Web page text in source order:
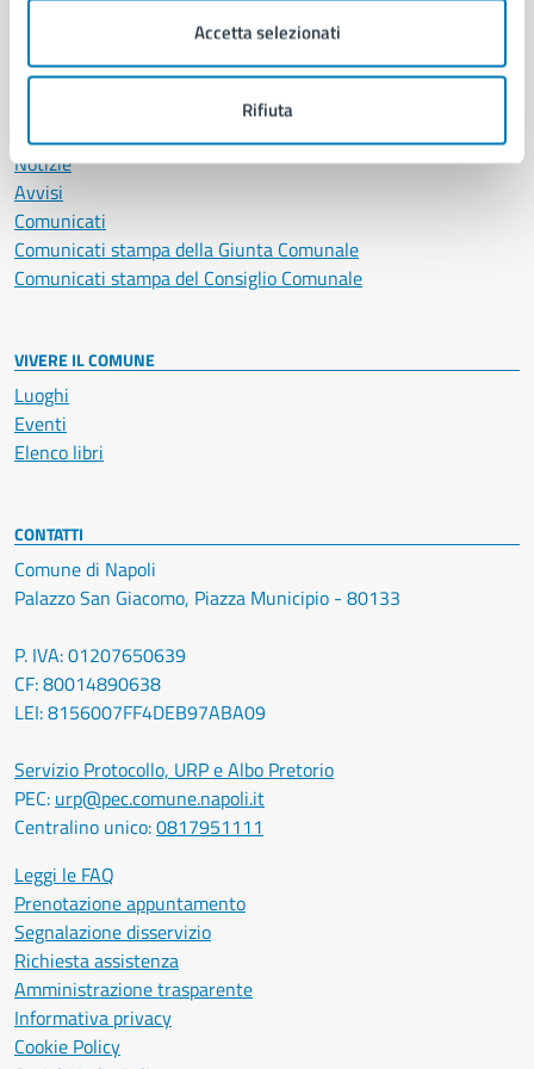
Accetta selezionati
Rifiuta
Notizie
Avvisi
Comunicati
Comunicati stampa della Giunta Comunale
Comunicati stampa del Consiglio Comunale
VIVERE IL COMUNE
Luoghi
Eventi
Elenco libri
CONTATTI
Comune di Napoli
Palazzo San Giacomo, Piazza Municipio - 80133
P. IVA: 01207650639
CF: 80014890638
LEI: 8156007FF4DEB97ABA09
Servizio Protocollo, URP e Albo Pretorio
PEC: urp@pec.comune.napoli.it
Centralino unico:0817951111
Leggi le FAQ
Prenotazione appuntamento
Segnalazione disservizio
Richiesta assistenza
Amministrazione trasparente
Informativa privacy
Cookie Policy